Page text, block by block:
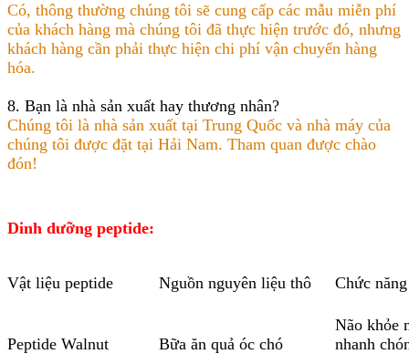
Có, thông thường chúng tôi sẽ cung cấp các mẫu miễn phí
của khách hàng mà chúng tôi đã thực hiện trước đó, nhưng
khách hàng cần phải thực hiện chi phí vận chuyển hàng
hóa.
8. Bạn là nhà sản xuất hay thương nhân?
Chúng tôi là nhà sản xuất tại Trung Quốc và nhà máy của
chúng tôi được đặt tại Hải Nam. Tham quan được chào
đón!
Dinh dưỡng peptide:
Vật liệu peptide Nguồn nguyên liệu thô Chức
Peptide Walnut Bữa ăn quả óc chó
Não khỏe
nhanh